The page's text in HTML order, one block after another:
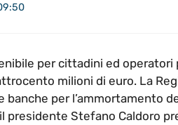
per cittadini ed operatori
milioni di euro. La
banche per l’ammortamento
presidente Stefano Caldoro